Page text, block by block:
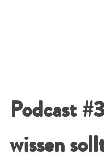
Podcast
wissen